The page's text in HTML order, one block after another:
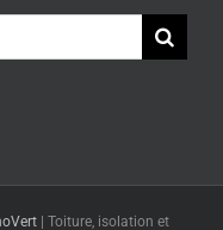
| Toiture, isolation et